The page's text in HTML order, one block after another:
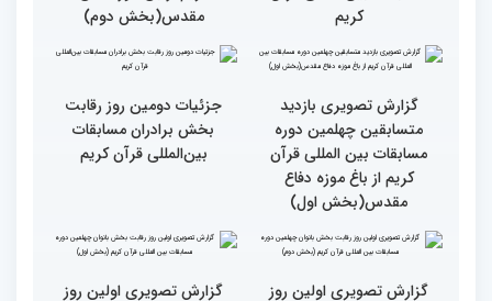
گزارش تصویری مراسم قرعه
کشی متسابقین بخش
بانوان چهلمین دوره
مسابقات بین المللی قرآن
کریم
گزارش تصویری بازدید
متسابقین چهلمین دوره
مسابقات بین المللی قرآن
کریم از باغ موزه دفاع
مقدس(بخش دوم)
گزارش تصویری بازدید
متسابقین چهلمین دوره
مسابقات بین المللی قرآن
جزئیات دومین روز رقابت
بخش برادران مسابقات
بین‌المللی قرآن کریم